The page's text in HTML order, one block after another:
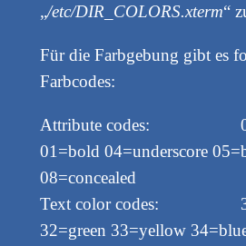
„/etc/DIR_COLORS.xterm“
Für die Farbgebung gibt es
Farbcodes:
Attribute codes:
01=bold 04=underscore
08=concealed
Text color codes:
32=green 33=yellow